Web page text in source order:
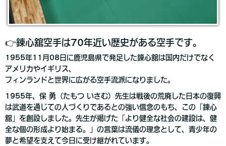
👉錬心舘空手は70年近い歴史がある空手です。
1955年11月08日に鹿児島県で発足した錬心舘は国内だけでなく
アメリカやイギリス、
フィンランドと世界に広がる空手流派になりました。
1955年、保 勇（たもつ いさむ）先生は戦後の荒廃した日本の復興
は武道を通じての人づくりであるとの強い信念のもち、この「錬心
舘」を創設しました。先生が掲げた「より健全な社会の建設は、健
全な個の形成より始まる。」の言葉は流儀の理念として、青少年の
夢と希望を支えて今日に受け継がれています。